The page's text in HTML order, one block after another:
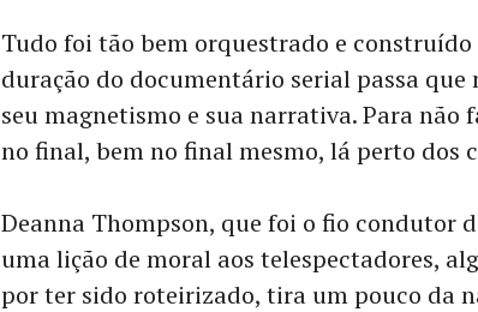
Tudo foi tão bem orquestrado e construído
duração do documentário serial passa que
seu magnetismo e sua narrativa. Para não
no final, bem no final mesmo, lá perto dos
Deanna Thompson, que foi o fio condutor
uma lição de moral aos telespectadores,
por ter sido roteirizado, tira um pouco da